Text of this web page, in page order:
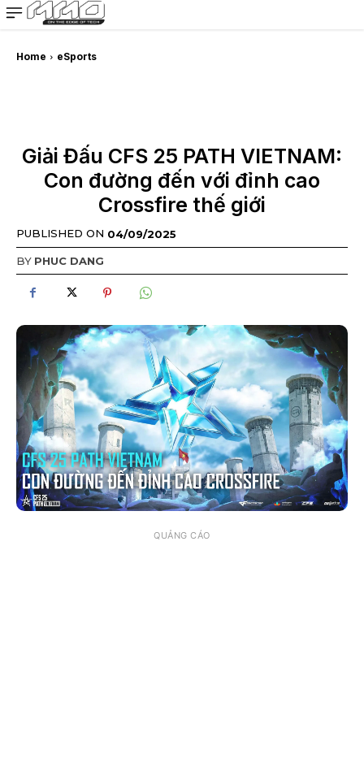
MMOSITE - Thông tin công nghệ
Bài viết nổi bật
Home eSports
Giải Đấu CFS 25 PATH VIETNAM:
Con đường đến với đỉnh cao
Crossfire thế giới
PUBLISHED ON 04/09/2025
BY PHUC DANG
QUẢNG CÁO